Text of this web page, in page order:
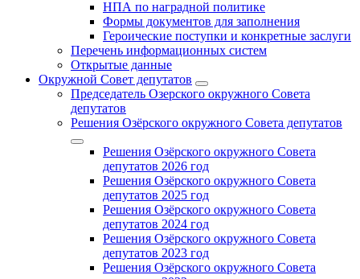
НПА по наградной политике
Формы документов для заполнения
Героические поступки и конкретные заслуги
Перечень информационных систем
Открытые данные
Окружной Совет депутатов
Председатель Озерского окружного Совета
депутатов
Решения Озёрского окружного Совета депутатов
Решения Озёрского окружного Совета
депутатов 2026 год
Решения Озёрского окружного Совета
депутатов 2025 год
Решения Озёрского окружного Совета
депутатов 2024 год
Решения Озёрского окружного Совета
депутатов 2023 год
Решения Озёрского окружного Совета